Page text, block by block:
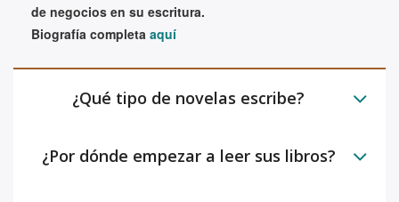
de negocios en su escritura.
Biografía completa aquí
¿Qué tipo de novelas escribe?
¿Por dónde empezar a leer sus libros?